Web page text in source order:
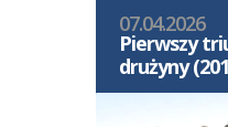
07.04.2026
Pierwszy
drużyny